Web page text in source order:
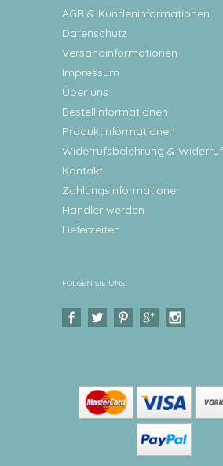
AGB & Kundeninformationen
Datenschutz
Versandinformationen
Impressum
Über uns
Bestellinformationen
Produktinformationen
Widerrufsbelehrung &
Kontakt
Zahlungsinformationen
Händler werden
Lieferzeiten
FOLGEN SIE UNS